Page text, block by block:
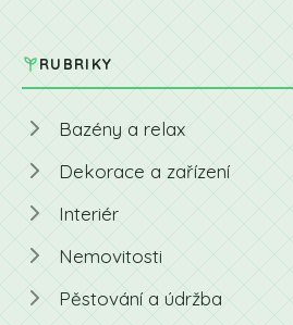
RUBRIKY
Bazény a relax
Dekorace a zařízení
Interiér
Nemovitosti
Pěstování a údržba